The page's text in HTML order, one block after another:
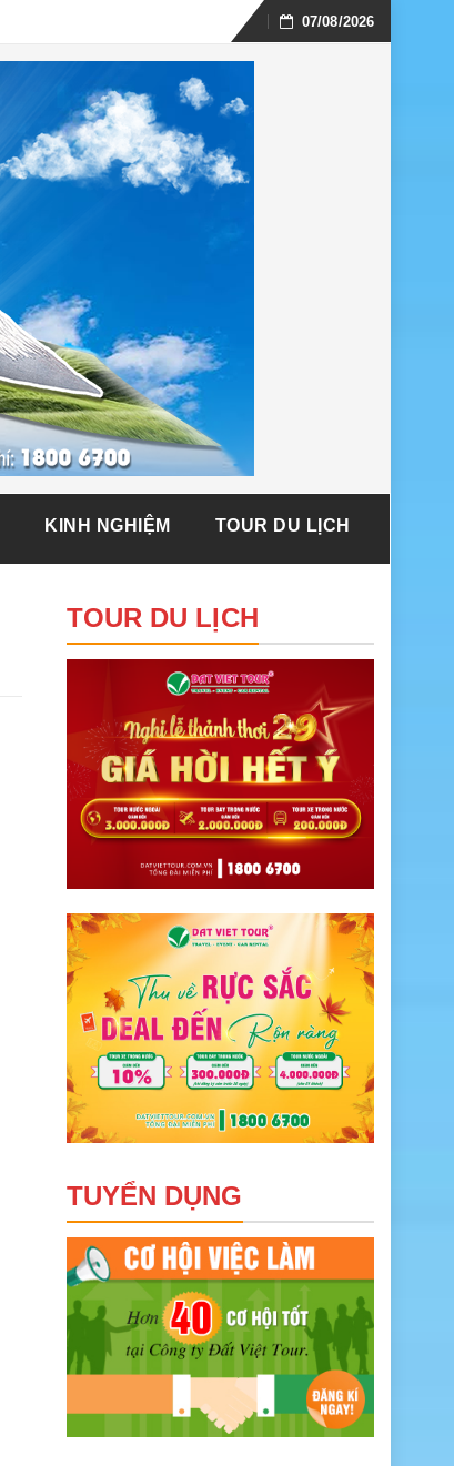
Skip
07/08/2026
KINH NGHIỆM TOUR DU LỊCH
TOUR DU LỊCH
TUYỂN DỤNG